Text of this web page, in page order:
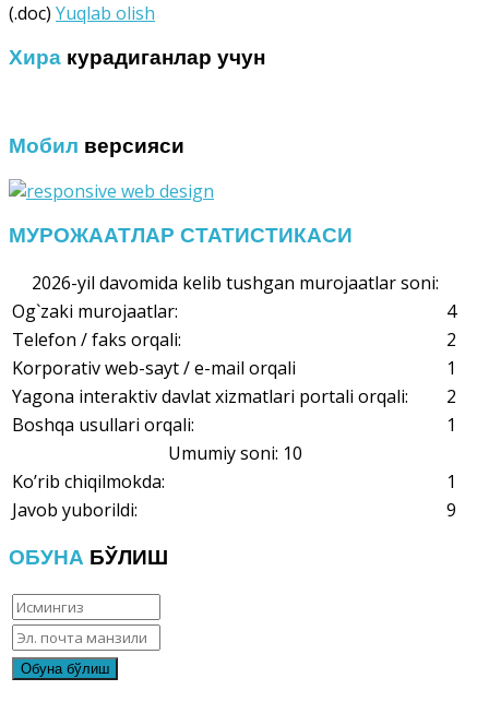
(.doc) Yuqlab olish
Хира курадиганлар учун
Мобил версияси
МУРОЖААТЛАР СТАТИСТИКАСИ
2026-yil davomida kelib tushgan murojaatlar soni:
Og`zaki murojaatlar:
4
Telefon / faks orqali:
2
Korporativ web-sayt / e-mail orqali
1
Yagona interaktiv davlat xizmatlari portali orqali:
2
Boshqa usullari orqali:
1
Umumiy soni: 10
Ko’rib chiqilmokda:
1
Javob yuborildi:
9
ОБУНА БЎЛИШ